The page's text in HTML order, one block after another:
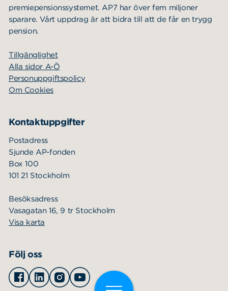
premiepensionssystemet. AP7 har över fem miljoner
sparare. Vårt uppdrag är att bidra till att de får en trygg
pension.
Tillgänglighet
Alla sidor A-Ö
Personuppgiftspolicy
Om Cookies
Kontaktuppgifter
Postadress
Sjunde AP-fonden
Box 100
101 21 Stockholm
Besöksadress
Vasagatan 16, 9 tr Stockholm
Visa karta
Följ oss
Facebook
LinkedinInstagramYoutube